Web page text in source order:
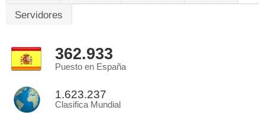
Servidores
362.933
Puesto en España
1.623.237
Clasifica Mundial